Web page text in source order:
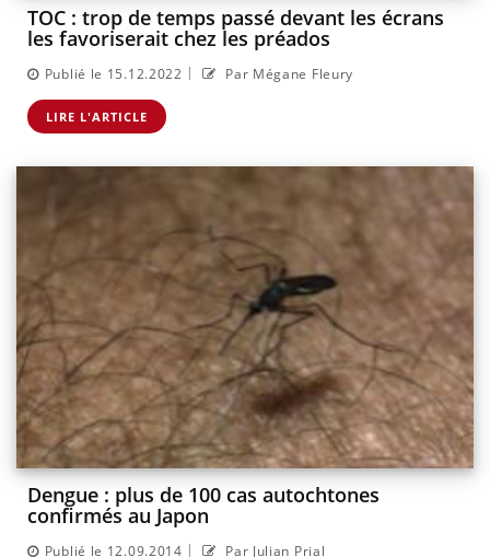
TOC : trop de temps passé devant les écrans
les favoriserait chez les préados
Publié le 15.12.2022 | Par Mégane Fleury
LIRE L'ARTICLE
Dengue : plus de 100 cas autochtones
confirmés au Japon
Publié le 12.09.2014 | Par Julian Prial